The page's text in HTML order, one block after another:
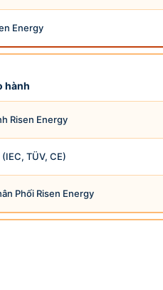
Energy
hành
Risen Energy
TÜV, CE)
Phối Risen Energy